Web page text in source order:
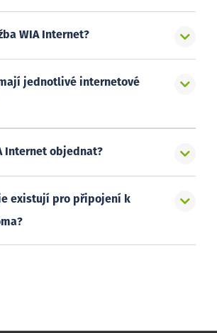
WIA Internet?
jednotlivé internetové
Internet objednat?
existují pro připojení k